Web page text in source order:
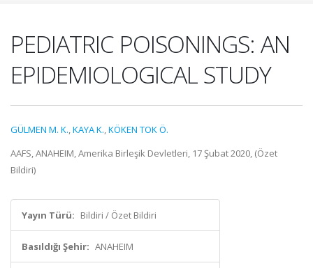
PEDIATRIC POISONINGS: AN
EPIDEMIOLOGICAL STUDY
GÜLMEN M. K.,KAYA K.,KÖKEN TOK Ö.
AAFS, ANAHEIM, Amerika Birleşik Devletleri, 17 Şubat 2020, (Özet
Bildiri)
Yayın Türü: Bildiri / Özet Bildiri
Basıldığı Şehir: ANAHEIM